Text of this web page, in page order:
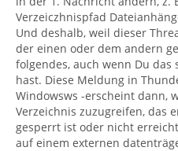
Verzeiczhnispfad
Und deshalb, weil dieser
der einen oder dem andern
folgendes, auch wenn Du
hast. Diese Meldung in
Windowsws -erscheint dann,
Verzeichnis zuzugreifen, das
gesperrt ist oder nicht
auf einem externen